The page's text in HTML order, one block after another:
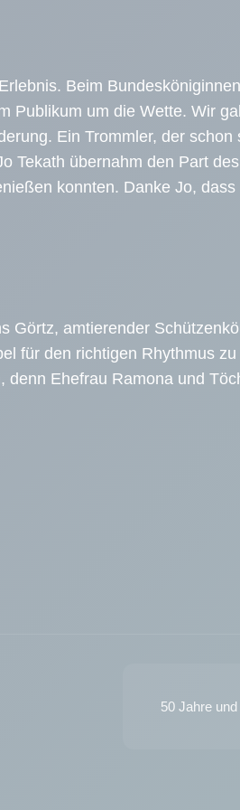
Beim
Publikum um die Wette. Wir
Ein Trommler, der schon
Tekath übernahm den Part
konnten. Danke Jo, dass
Görtz, amtierender
für den richtigen Rhythmus
Ehefrau Ramona und
50 Jahre